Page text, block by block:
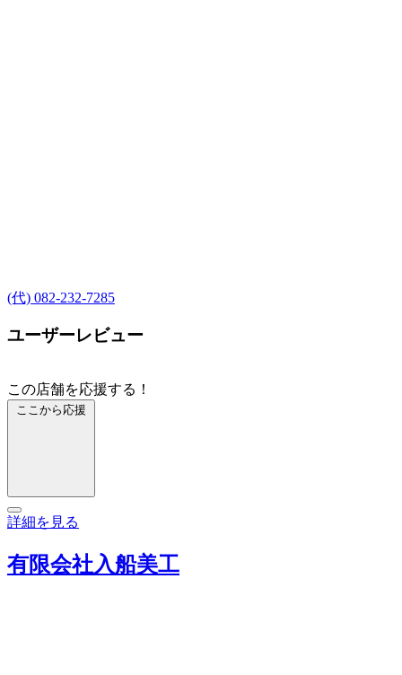
(代) 082-232-7285
ユーザーレビュー
この店舗を応援する！
ここから応援
詳細を見る
有限会社入船美工